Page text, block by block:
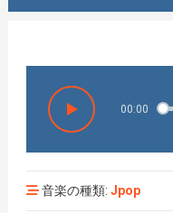
00:00
音楽の種類: Jpop